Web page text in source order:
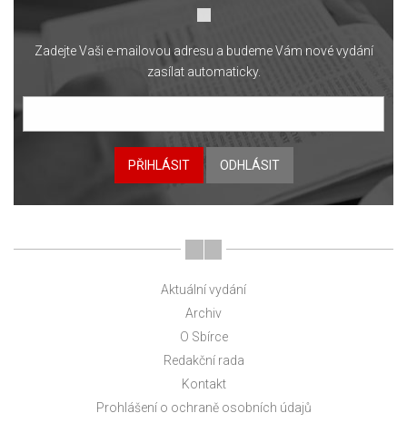
Zadejte Vaši e-mailovou adresu a budeme Vám nové vydání
zasílat automaticky.
PŘIHLÁSIT ODHLÁSIT
Aktuální vydání
Archiv
O Sbírce
Redakční rada
Kontakt
Prohlášení o ochraně osobních údajů